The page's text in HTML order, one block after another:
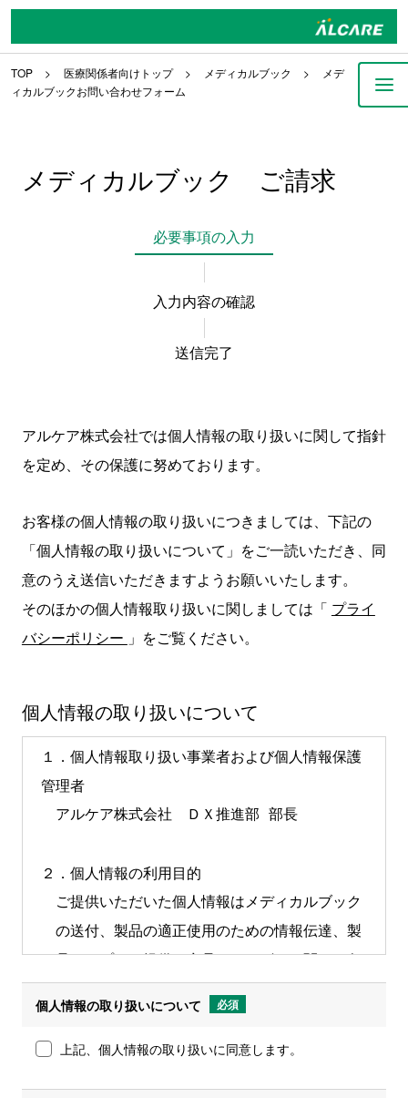
TOP 医療関係者向けトップ メディカルブック
メデ
ィカルブックお問い合わせフォーム
メディカルブック ご請求
必要事項の入力
入力内容の確認
送信完了
アルケア株式会社では個人情報の取り扱いに関して指針
を定め、その保護に努めております。
お客様の個人情報の取り扱いにつきましては、下記の
「個人情報の取り扱いについて」をご一読いただき、同
意のうえ送信いただきますようお願いいたします。
そのほかの個人情報取り扱いに関しましては「 プライ
バシーポリシー 」をご覧ください。
個人情報の取り扱いについて
１．個人情報取り扱い事業者および個人情報保護
管理者
アルケア株式会社　ＤＸ推進部 部長
２．個人情報の利用目的
ご提供いただいた個人情報はメディカルブック
の送付、製品の適正使用のための情報伝達、製
品サンプルの提供、商品・サービスに関する各
種情報のご案内の目的にのみ使用させていただ
きます。法令で認められた場合を除き、あらか
じめお客様の同意をいただくことなく目的以外
個人情報の取り扱いについて 必須
上記、個人情報の取り扱いに同意します。